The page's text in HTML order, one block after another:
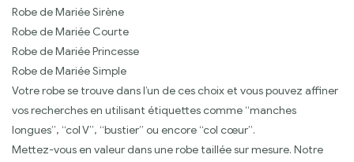
Robe de Mariée Sirène
Robe de Mariée Courte
Robe de Mariée Princesse
Robe de Mariée Simple
Votre robe se trouve dans l’un de ces choix et vous pouvez affiner
vos recherches en utilisant étiquettes comme “manches
longues”, “col V”, “bustier” ou encore “col cœur”.
Mettez-vous en valeur dans une robe taillée sur mesure. Notre